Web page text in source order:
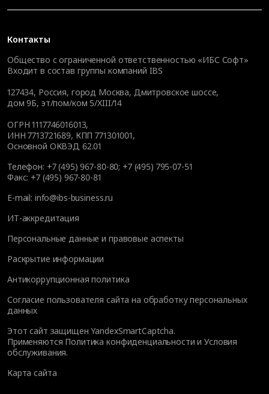
Контакты
Общество с ограниченной ответственностью «ИБС Софт»
Входит в состав группы компаний IBS
127434, Россия, город Москва, Дмитровское шоссе,
дом 9Б, эт/пом/ком 5/XIII/14
ОГРН 1117746016013,
ИНН 7713721689, КПП 771301001,
Основной ОКВЭД 62.01
Телефон: +7 (495) 967-80-80; +7 (495) 795-07-51
Факс: +7 (495) 967-80-81
E-mail: info@ibs-business.ru
ИТ-аккредитация
Персональные данные и правовые аспекты
Раскрытие информации
Антикоррупционная политика
Согласие пользователя сайта на обработку персональных
данных
Этот сайт защищен YandexSmartCaptcha.
Применяются Политика конфиденциальности иУсловия
обслуживания.
Карта сайта